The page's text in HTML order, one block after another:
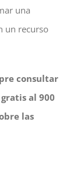
una
un recurso
consultar
al 900
las